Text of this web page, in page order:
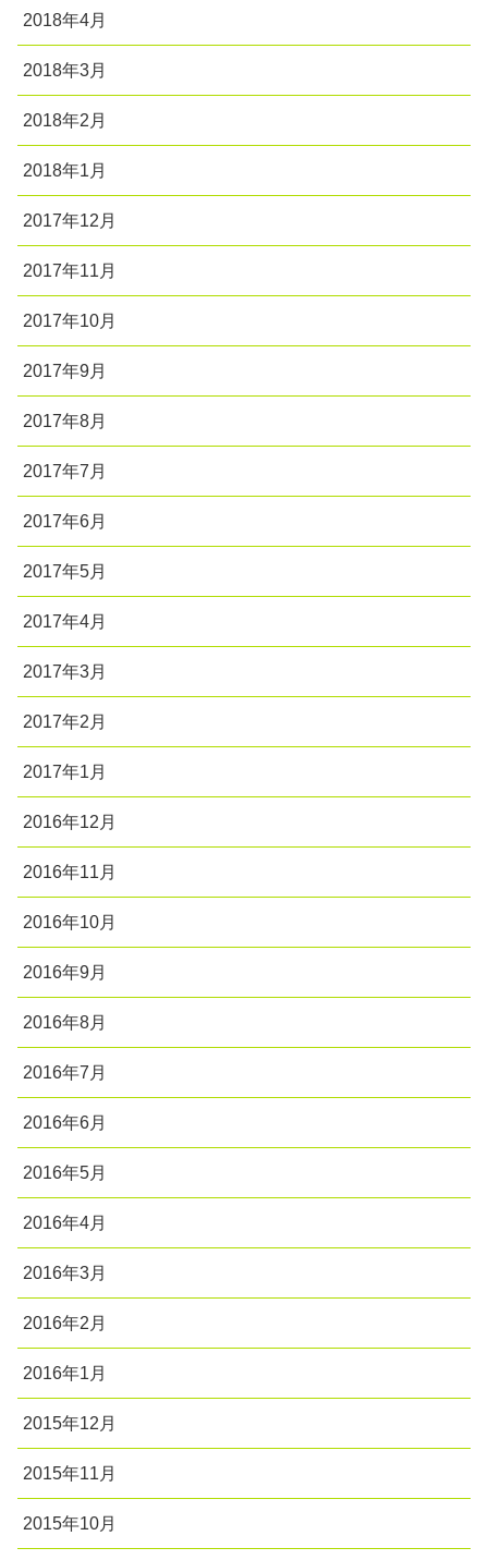
2018年4月
2018年3月
2018年2月
2018年1月
2017年12月
2017年11月
2017年10月
2017年9月
2017年8月
2017年7月
2017年6月
2017年5月
2017年4月
2017年3月
2017年2月
2017年1月
2016年12月
2016年11月
2016年10月
2016年9月
2016年8月
2016年7月
2016年6月
2016年5月
2016年4月
2016年3月
2016年2月
2016年1月
2015年12月
2015年11月
2015年10月